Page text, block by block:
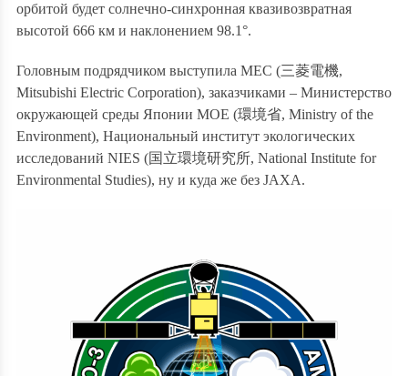
орбитой будет солнечно-синхронная квазивозвратная
высотой 666 км и наклонением 98.1°.
Головным подрядчиком выступила MEC (三菱電機,
Mitsubishi Electric Corporation), заказчиками – Министерство
окружающей среды Японии MOE (環境省, Ministry of the
Environment), Национальный институт экологических
исследований NIES (国立環境研究所, National Institute for
Environmental Studies), ну и куда же без JAXA.